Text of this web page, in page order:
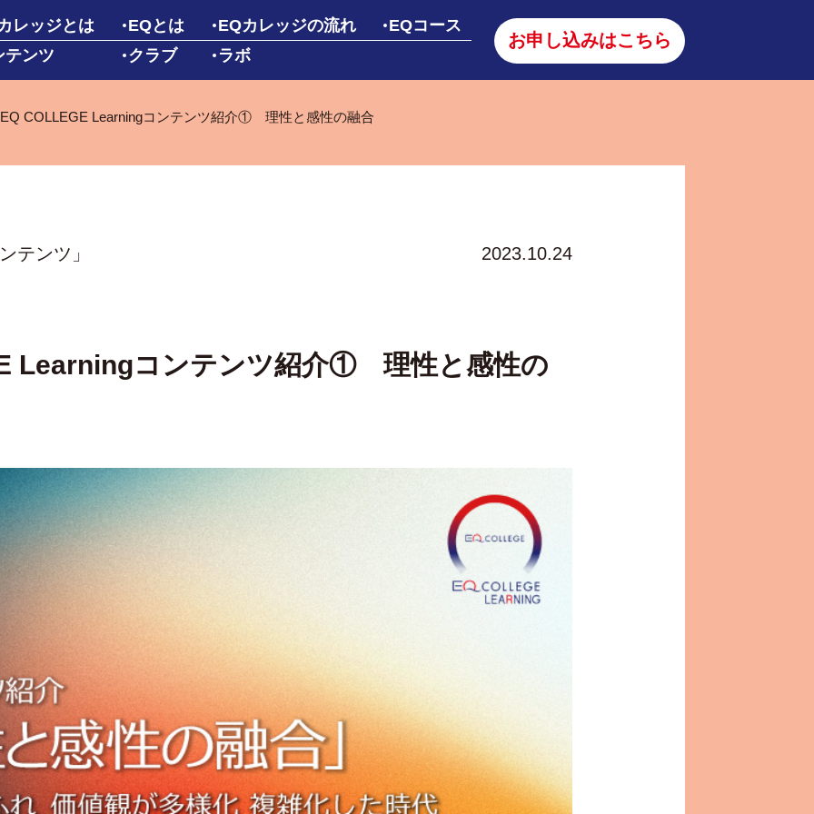
レッジとは EQとは EQカレッジの流れ
EQコース
テンツ
クラブ ラボ
お申し込みはこちら
EQ COLLEGE Learningコンテンツ紹介① 理性と感性の融合
テンツ」 2023.10.24
Learningコンテンツ紹介① 理性と感性の